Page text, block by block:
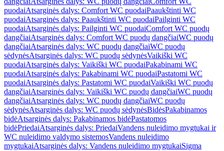
puodaiAtsarginės dalys: Comfort WC puodaiPaaukštinti WC
puodaiAtsarginės dalys: Paaukštinti WC puodaiPailginti WC
puodaiAtsarginės dalys: Pailginti WC puodaiComfort WC puodų
dangčiaiAtsarginės dalys: Comfort WC puodų dangčiaiWC puodų
dangčiaiAtsarginės dalys: WC puodų dangčiaiWC puodų
sėdynėsAtsarginės dalys: WC puodų sėdynėsVaikiški WC
puodaiAtsarginės dalys: Vaikiški WC puodaiPakabinami WC
puodaiAtsarginės dalys: Pakabinami WC puodaiPastatomi WC
puodaiAtsarginės dalys: Pastatomi WC puodaiVaikiški WC puodų
dangčiaiAtsarginės dalys: Vaikiški WC puodų dangčiaiWC puodų
dangčiaiAtsarginės dalys: WC puodų dangčiaiWC puodų
sėdynėsAtsarginės dalys: WC puodų sėdynėsBidėsPakabinamos
bidėAtsarginės dalys: Pakabinamos bidėPastatomos
bidėPriedaiAtsarginės dalys: PriedaiVandens nuleidimo mygtukai ir
WC nuleidimo valdymo sistemosVandens nuleidimo
mygtukaiAtsarginės dalys: Vandens nuleidimo mygtukaiSigma